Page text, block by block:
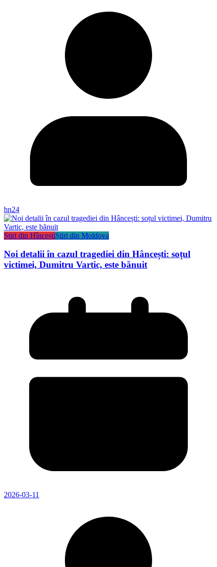
hn24
Știri din HînceștiȘtiri din Moldova
Noi detalii în cazul tragediei din Hâncești: soțul
victimei, Dumitru Vartic, este bănuit
2026-03-11